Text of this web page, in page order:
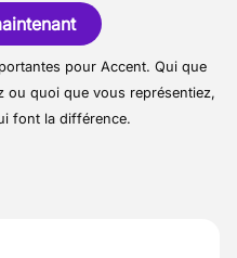
– pour grandir
quotidienne ?
avec la bonne
pour Accent. Qui que
ou quoi que vous représentiez,
font la différence.